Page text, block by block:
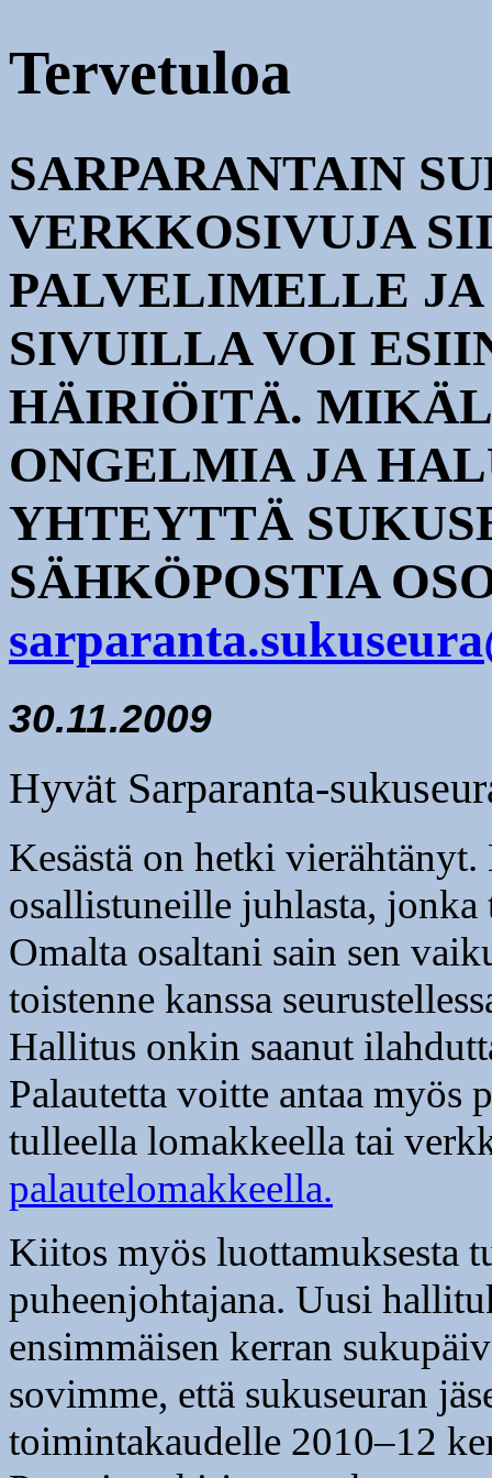
Tervetuloa
SARPARANTAIN
VERKKOSIVUJA
PALVELIMELLE
SIVUILLA VOI
HÄIRIÖITÄ.
ONGELMIA JA
YHTEYTTÄ
SÄHKÖPOSTIA
30.11.2009
Hyvät Sarparanta-
Kesästä on hetki
osallistuneille juhlasta,
Omalta osaltani sain sen
toistenne kanssa
Hallitus onkin saanut
Palautetta voitte antaa myös
tulleella lomakkeella tai
palautelomakkeella.
Kiitos myös luottamuksesta
puheenjohtajana. Uusi
ensimmäisen kerran
sovimme, että sukuseuran
toimintakaudelle 2010–12